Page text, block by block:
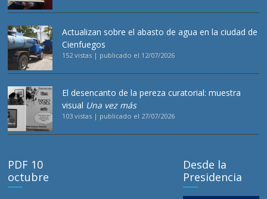
Actualizan sobre el abasto de agua en la ciudad de
Cienfuegos
152 vistas | publicado el 12/07/2026
El desencanto de la pereza curatorial: muestra
visual Una vez más
103 vistas | publicado el 27/07/2026
PDF 10
octubre
Desde la
Presidencia